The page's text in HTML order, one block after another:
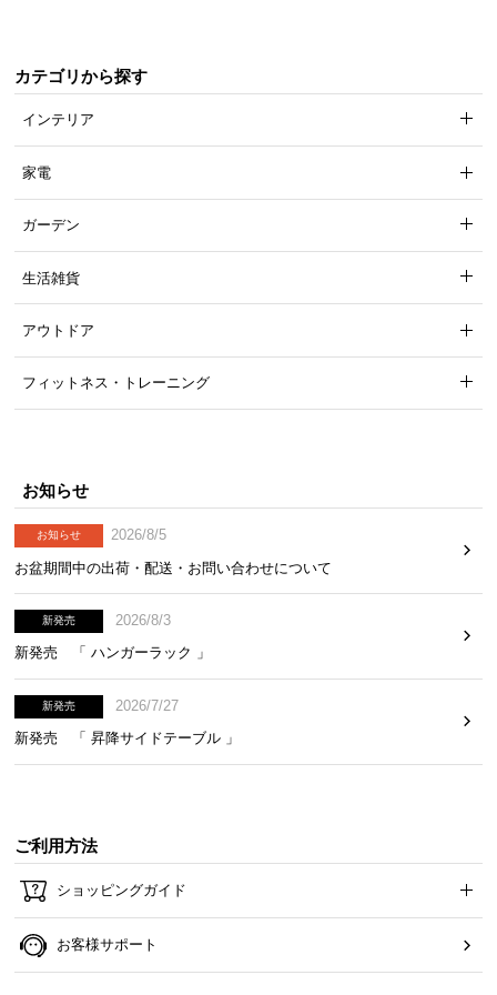
カテゴリから探す
インテリア
家電
ガーデン
生活雑貨
アウトドア
フィットネス・トレーニング
お知らせ
お知らせ
2026/8/5
お盆期間中の出荷・配送・お問い合わせについて
新発売
2026/8/3
新発売 「 ハンガーラック 」
新発売
2026/7/27
新発売 「 昇降サイドテーブル 」
ご利用方法
ショッピングガイド
お客様サポート